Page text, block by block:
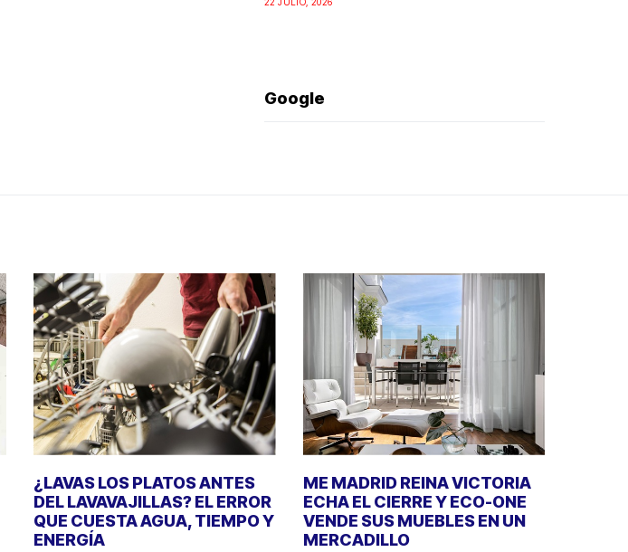
Google
¿LAVAS LOS PLATOS ANTES
DEL LAVAVAJILLAS? EL ERROR
QUE CUESTA AGUA, TIEMPO Y
ENERGÍA
ME MADRID REINA VICTORIA
ECHA EL CIERRE Y ECO-ONE
VENDE SUS MUEBLES EN UN
MERCADILLO